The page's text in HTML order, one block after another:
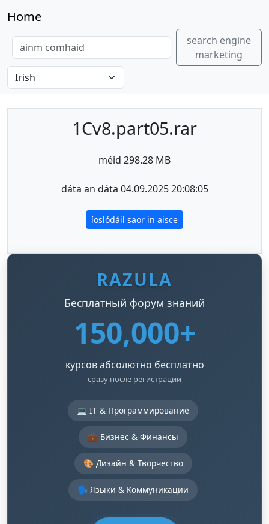
Home
search engine
marketing
1Cv8.part05.rar
méid 298.28 MB
dáta an dáta 04.09.2025 20:08:05
íoslódáil saor in aisce
RAZULA
Бесплатный форум знаний
150,000+
курсов абсолютно бесплатно
сразу после регистрации
💻 IT & Программирование
💼 Бизнес & Финансы
🎨 Дизайн & Творчество
🗣️ Языки & Коммуникации